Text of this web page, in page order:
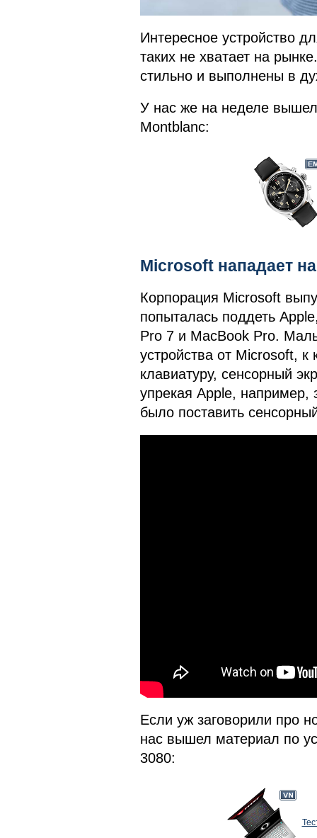
Интересное устройство
таких не хватает на
стильно и выполнены в
У нас же на неделе
Montblanc:
Microsoft нападает
Корпорация Microsoft
попыталась поддеть
Pro 7 и MacBook Pro.
устройства от Microsoft,
клавиатуру, сенсорный
упрекая Apple, например,
было поставить
Если уж заговорили про
нас вышел материал по
3080: